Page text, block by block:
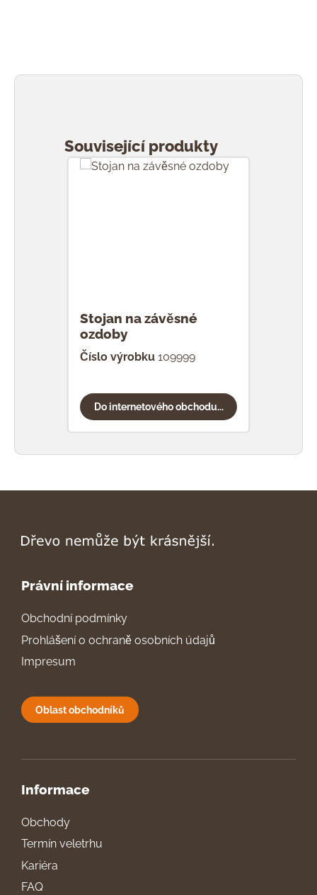
Související produkty
Stojan na závěsné
ozdoby
Číslo výrobku 109999
Do internetového obchodu...
Právní informace
Obchodní podmínky
Prohlášení o ochraně osobních údajů
Impresum
Oblast obchodníků
Informace
Obchody
Termín veletrhu
Kariéra
FAQ